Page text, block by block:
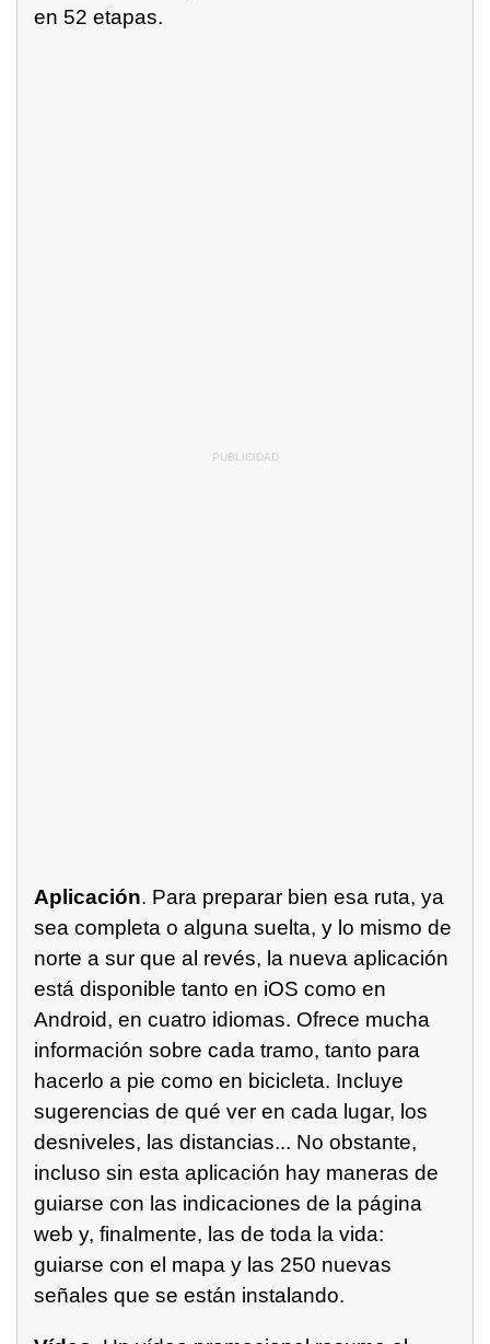
en 52 etapas.
Aplicación. Para preparar bien esa ruta, ya
sea completa o alguna suelta, y lo mismo de
norte a sur que al revés, la nueva aplicación
está disponible tanto en iOS como en
Android, en cuatro idiomas. Ofrece mucha
información sobre cada tramo, tanto para
hacerlo a pie como en bicicleta. Incluye
sugerencias de qué ver en cada lugar, los
desniveles, las distancias... No obstante,
incluso sin esta aplicación hay maneras de
guiarse con las indicaciones de la página
web y, finalmente, las de toda la vida:
guiarse con el mapa y las 250 nuevas
señales que se están instalando.